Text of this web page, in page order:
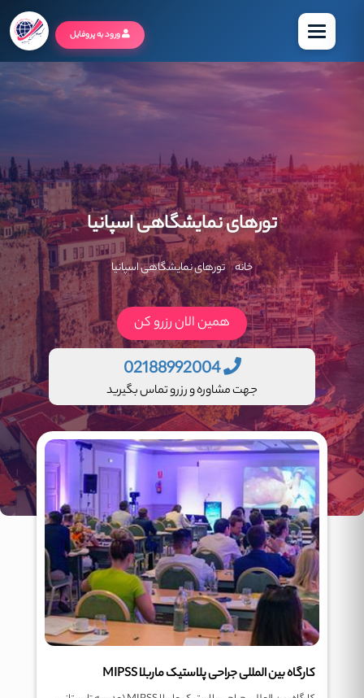
منو ورود به پروفایل
تورهای نمایشگاهی اسپانیا
خانه تورهای نمایشگاهی اسپانیا
همین الان رزرو کن
02188992004
جهت مشاوره و رزرو تماس بگیرید
کارگاه بین المللی جراحی پلاستیک ماربلا MIPSS